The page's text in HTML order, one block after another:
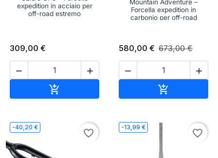
expedition in acciaio per
off-road estremo
309,00 €
 

Mountain Adventure –
Forcella expedition in
carbonio per off-road
580,00 € 673,00 €
 

-40,20 €
favorite_border
-13,99 €
favorite_border